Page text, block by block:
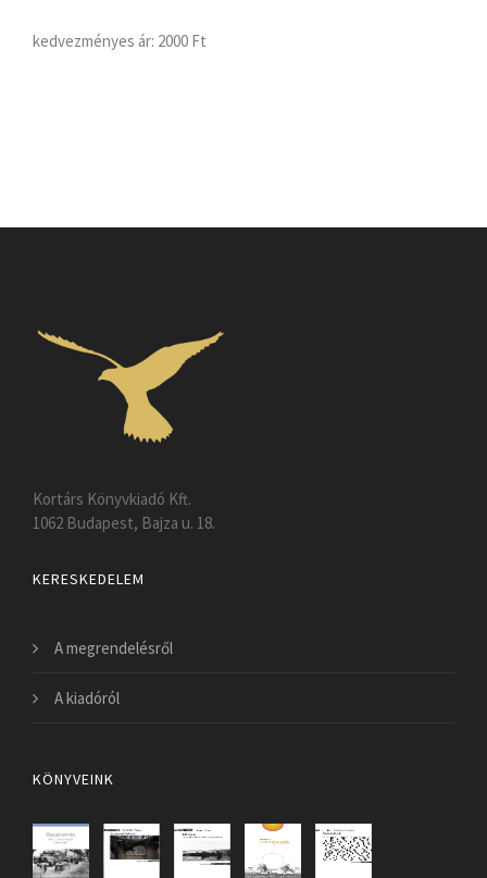
kedvezményes ár: 2000 Ft
Kortárs Könyvkiadó Kft.
1062 Budapest, Bajza u. 18.
KERESKEDELEM
A megrendelésről
A kiadóról
KÖNYVEINK